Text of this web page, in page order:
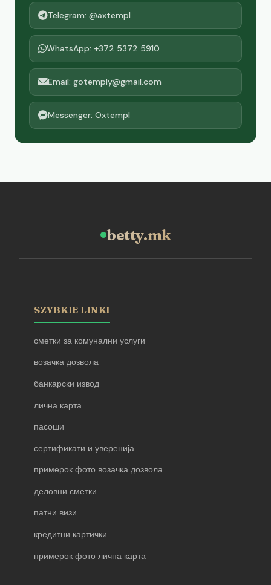
Telegram: @axtempl
WhatsApp: +372 5372 5910
Email: gotemply@gmail.com
Messenger: Oxtempl
betty.mk
SZYBKIE LINKI
сметки за комунални услуги
возачка дозвола
банкарски извод
лична карта
пасоши
сертификати и уверенија
примерок фото возачка дозвола
деловни сметки
патни визи
кредитни картички
примерок фото лична карта